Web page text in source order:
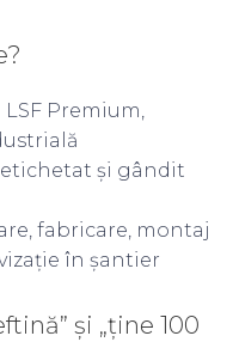
Premium,
etichetat și gândit
fabricare, montaj
în șantier
și „ține 100